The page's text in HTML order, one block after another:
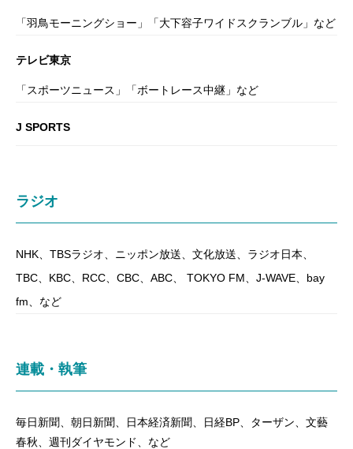
「羽鳥モーニングショー」「大下容子ワイドスクランブル」など
テレビ東京
「スポーツニュース」「ボートレース中継」など
J SPORTS
ラジオ
NHK、TBSラジオ、ニッポン放送、文化放送、ラジオ日本、
TBC、KBC、RCC、CBC、ABC、 TOKYO FM、J-WAVE、bay
fm、など
連載・執筆
毎日新聞、朝日新聞、日本経済新聞、日経BP、ターザン、文藝
春秋、週刊ダイヤモンド、など